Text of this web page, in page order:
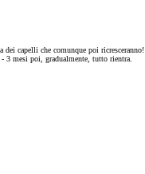
dei capelli che comunque poi ricresceranno!
3 mesi poi, gradualmente, tutto rientra.